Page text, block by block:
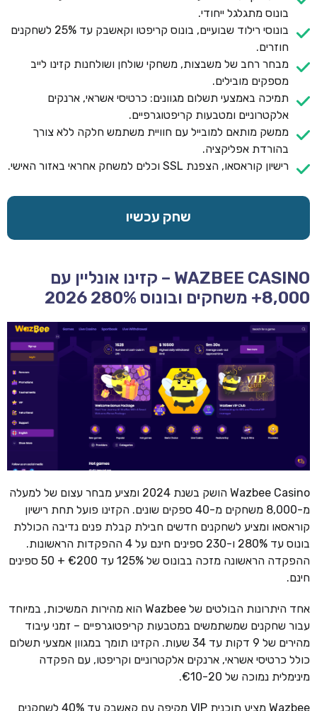
בונוס מתגלגל ייחודי.
בונוסי רילוד שבועיים, בונוס קריפטו וקאשבק עד 25% לשחקנים
חוזרים.
מבחר רחב של משבצות, משחקי שולחן ושולחנות קזינו לייב
מספקים מובילים.
תמיכה באמצעי תשלום מגוונים: כרטיסי אשראי, ארנקים
אלקטרוניים ומטבעות קריפטוגרפיים.
ממשק מותאם למובייל עם חוויית משתמש חלקה ללא צורך
בהורדת אפליקציה.
רישיון קוראסאו, הצפנת SSL וכלים למשחק אחראי באזור האישי.
שחק עכשיו
WAZBEE CASINO – קזינו אונליין עם
8,000+ משחקים ובונוס 280% 2026
Wazbee Casino הושק בשנת 2024 ומציע מבחר עצום של למעלה
מ-8,000 משחקים מ-40 ספקים שונים. הקזינו פועל תחת רישיון
קוראסאו ומציע לשחקנים חדשים חבילת קבלת פנים נדיבה הכוללת
בונוס עד 280% ו-230 ספינים חינם על 4 ההפקדות הראשונות.
ההפקדה הראשונה מזכה בבונוס של 125% עד €200 + 50 ספינים
חינם.
אחד היתרונות הבולטים של Wazbee הוא מהירות המשיכות, במיוחד
עבור שחקנים שמשתמשים במטבעות קריפטוגרפיים – זמני עיבוד
מהירים של 9 דקות עד 34 שעות. הקזינו תומך במגוון אמצעי תשלום
כולל כרטיסי אשראי, ארנקים אלקטרוניים וקריפטו, עם הפקדה
מינימלית נמוכה של €10-20.
Wazbee מציע תוכנית VIP מקיפה עם קאשבק עד 40% לשחקנים